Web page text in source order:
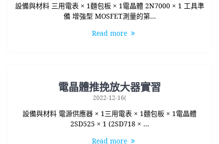
設備與材料 三用電表 × 1麵包板 × 1電晶體 2N7000 × 1 工具準
備 增強型 MOSFET測量的第…
Read more
電晶體推挽放大器實習
2022-12-16(
設備與材料 電源供應器 × 1三用電表 × 1麵包板 × 1電晶體
2SD525 × 1 (2SD718 × …
Read more